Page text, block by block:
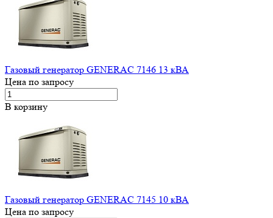
Газовый генератор GENERAC 7146 13 кВА
Цена по запросу
В корзину
Газовый генератор GENERAC 7145 10 кВА
Цена по запросу